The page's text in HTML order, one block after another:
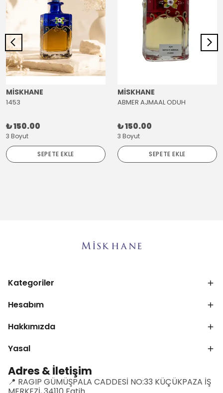
MİSKHANE
1453
₺ 150.00
3 Boyut
SEPETE EKLE
MİSKHANE
ABMER AJMAAL ODUH
₺ 150.00
3 Boyut
SEPETE EKLE
Kategoriler
Hesabım
Hakkımızda
Yasal
Adres & İletişim
📍 RAGIP GÜMÜŞPALA CADDESİ NO:33 KÜÇÜKPAZA İŞ